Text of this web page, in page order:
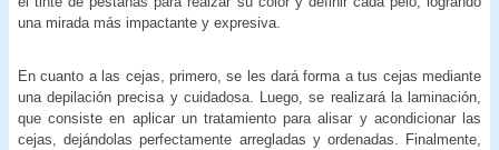
una mirada más impactante y expresiva.
En cuanto a las cejas, primero, se les dará forma a tus cejas mediante
una depilación precisa y cuidadosa. Luego, se realizará la laminación,
que consiste en aplicar un tratamiento para alisar y acondicionar las
cejas, dejándolas perfectamente arregladas y ordenadas. Finalmente,